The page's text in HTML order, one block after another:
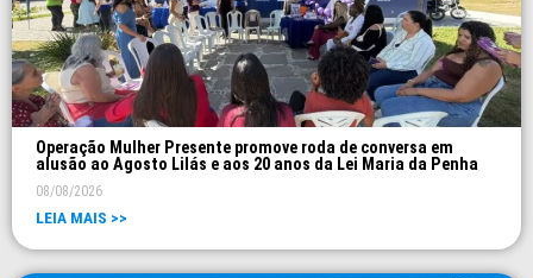
Operação Mulher Presente promove roda de conversa em
alusão ao Agosto Lilás e aos 20 anos da Lei Maria da Penha
08/08/2026
LEIA MAIS >>